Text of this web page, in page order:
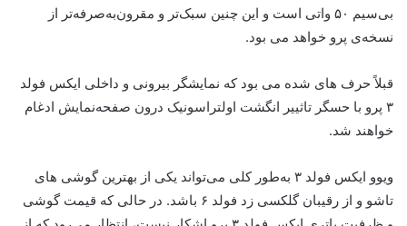
بی‌سیم ۵۰ واتی است و این چنین سبک‌تر و مقرون‌به‌صرفه‌تر از
نسخه‌ی پرو خواهد می بود.
قبلاً حرف های شده می بود که نمایشگر بیرونی و داخلی ایکس فولد
۳ پرو با حسگر تاثییر انگشت اولتراسونیک درون صفحه‌نمایش ادغام
خواهند شد.
ویوو ایکس فولد ۳ به‌طور کلی می‌تواند یکی از بهترین گوشی های
تاشو و از رقیبان گلکسی زد فولد ۶ باشد. در حالی که قیمت گوشی